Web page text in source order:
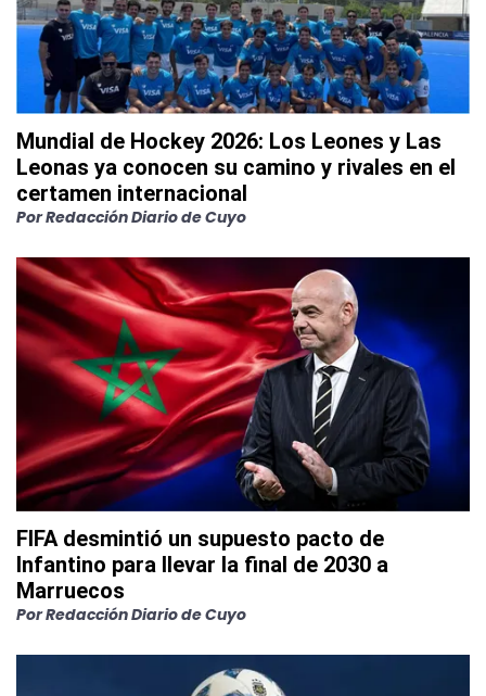
Mundial de Hockey 2026: Los Leones y Las
Leonas ya conocen su camino y rivales en el
certamen internacional
PorRedacción Diario de Cuyo
FIFA desmintió un supuesto pacto de
Infantino para llevar la final de 2030 a
Marruecos
PorRedacción Diario de Cuyo